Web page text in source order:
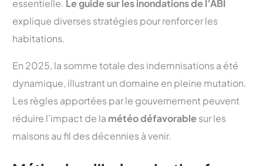
essentielle. Le guide sur les inondations de l’ABI
explique diverses stratégies pour renforcer les
habitations.
En 2025, la somme totale des indemnisations a été
dynamique, illustrant un domaine en pleine mutation.
Les règles apportées par le gouvernement peuvent
réduire l’impact de la météo défavorable sur les
maisons au fil des décennies à venir.